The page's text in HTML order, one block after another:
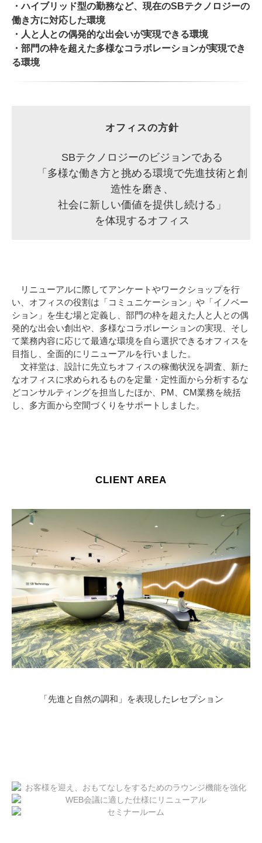
・ハイブリッド型の勤務など、現在のSBテクノロジーの
働き方に対応した環境
・人と人との偶発的な出会いが実現できる環境
・部門の枠を超えた多様なコラボレーションが実現でき
る環境
オフィスの方針
SBテクノロジーのビジョンである
「多様な働き方と挑める環境で先進技術と創
造性を磨き、
社会に新しい価値を提供し続ける」
を体現するオフィス
リニューアルに際してアンケートやワークショップを行
い、オフィスの役割は「コミュニケーション」や「イノベー
ション」を生む場と定義し、部門の枠を超えた人と人との偶
発的な出会い創出や、多様なコラボレーションの実現、そし
て業務内容に応じて最適な環境を自ら選択できるオフィスを
目指し、全面的にリニューアルを行いました。
文祥堂は、設計に先立ちオフィスの稼働状況を調査、新た
なオフィスに求められるものを定量・定性面から分析するな
どコンサルティングを担当したほか、PM、CM業務を統括
し、多方面から空間づくりをサポートしました。
CLIENT AREA
「先進と自然の調和」を表現したレセプション